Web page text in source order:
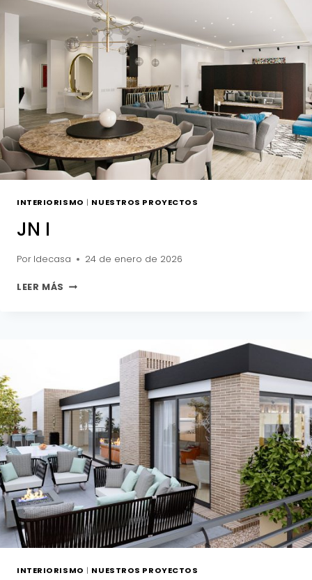
INTERIORISMO | NUESTROS PROYECTOS
JN I
Por Idecasa 24 de enero de 2026
LEER MÁS JN
INTERIORISMO | NUESTROS PROYECTOS